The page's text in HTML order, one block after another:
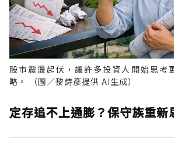
股市震盪起伏，讓許多投資人開始思考
略。 （圖／黎詩彥提供 AI生成）
定存追不上通膨？保守族重新